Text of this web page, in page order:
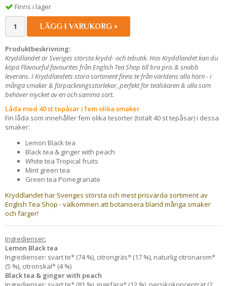
Finns i lager
LÄGG I VARUKORG »
Produktbeskrivning:
Kryddlandet är Sveriges största krydd- och tebutik. Hos Kryddlandet kan du
köpa Flavourful favourites från English Tea Shop till bra pris & snabb
leverans. I Kryddlandets stora sortiment finns te från världens alla hörn - i
många smaker & förpackningsstorlekar, perfekt för teälskaren & alla som
behöver mycket av en och samma sort.
Låda med 40 st tepåsar i fem olika smaker
Fin låda som innehåller fem olika tesorter (totalt 40 st tepåsar) i dessa
smaker:
Lemon Black tea
Black tea & ginger with peach
White tea Tropical fruits
Mint green tea
Green tea Pomegranate
Kryddlandet har Sveriges största och mest prisvärda sortiment av
English Tea Shop - välkommen att botanisera bland många smaker
och färger!
Ingredienser:
Lemon Black tea
Ingredienser: svart te* (74 %), citrongräs* (17 %), naturlig citronarom*
(5 %), citronskal* (4 %)
Black tea & ginger with peach